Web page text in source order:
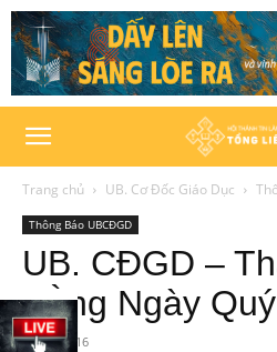
Trang chủ UB. Cơ Đốc Giáo Dục
Thông Báo UBCĐGD
UB. CĐGD –
Hằng Ngày
12/09/2016